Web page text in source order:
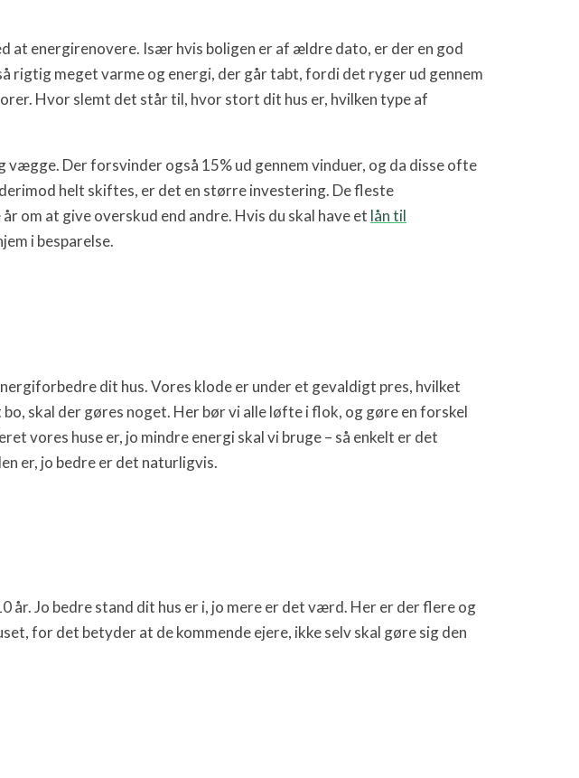
at energirenovere. Især hvis boligen er af ældre dato, er der en god
rigtig meget varme og energi, der går tabt, fordi det ryger ud gennem
Hvor slemt det står til, hvor stort dit hus er, hvilken type af
Der forsvinder også 15% ud gennem vinduer, og da disse ofte
helt skiftes, er det en større investering. De fleste
om at give overskud end andre. Hvis du skal have et lån til
i besparelse.
dit hus. Vores klode er under et gevaldigt pres, hvilket
skal der gøres noget. Her bør vi alle løfte i flok, og gøre en forskel
vores huse er, jo mindre energi skal vi bruge – så enkelt er det
er, jo bedre er det naturligvis.
år. Jo bedre stand dit hus er i, jo mere er det værd. Her er der flere og
for det betyder at de kommende ejere, ikke selv skal gøre sig den